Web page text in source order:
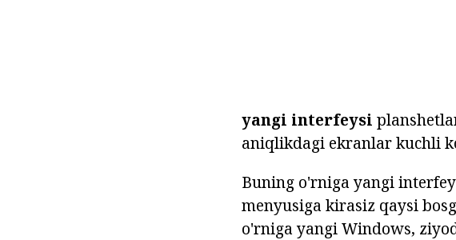
yangi interfeysi
aniqlikdagi ekranlar kuchli
Buning o'rniga yangi
menyusiga kirasiz qaysi
o'rniga yangi Windows,